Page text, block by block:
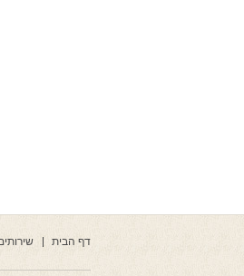
דף הבית